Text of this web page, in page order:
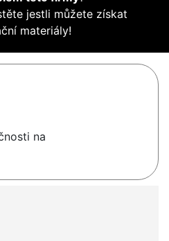
jestli můžete získat
materiály!
na